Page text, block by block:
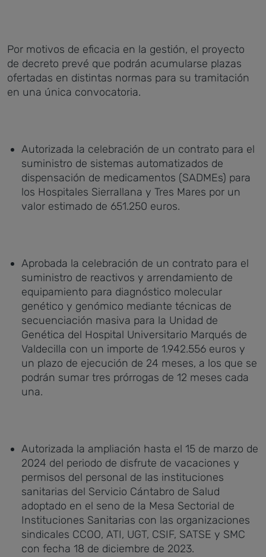
Por motivos de eficacia en la gestión, el proyecto
de decreto prevé que podrán acumularse plazas
ofertadas en distintas normas para su tramitación
en una única convocatoria.
Autorizada la celebración de un contrato para el
suministro de sistemas automatizados de
dispensación de medicamentos (SADMEs) para
los Hospitales Sierrallana y Tres Mares por un
valor estimado de 651.250 euros.
Aprobada la celebración de un contrato para el
suministro de reactivos y arrendamiento de
equipamiento para diagnóstico molecular
genético y genómico mediante técnicas de
secuenciación masiva para la Unidad de
Genética del Hospital Universitario Marqués de
Valdecilla con un importe de 1.942.556 euros y
un plazo de ejecución de 24 meses, a los que se
podrán sumar tres prórrogas de 12 meses cada
una.
Autorizada la ampliación hasta el 15 de marzo de
2024 del periodo de disfrute de vacaciones y
permisos del personal de las instituciones
sanitarias del Servicio Cántabro de Salud
adoptado en el seno de la Mesa Sectorial de
Instituciones Sanitarias con las organizaciones
sindicales CCOO, ATI, UGT, CSIF, SATSE y SMC
con fecha 18 de diciembre de 2023.